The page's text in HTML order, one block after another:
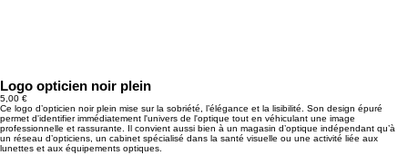
Logo opticien noir plein
Prix
5,00 €
Ce logo d’opticien noir plein mise sur la sobriété, l’élégance et la lisibilité. Son design épuré
permet d'identifier immédiatement l'univers de l'optique tout en véhiculant une image
professionnelle et rassurante. Il convient aussi bien à un magasin d’optique indépendant qu’à
un réseau d’opticiens, un cabinet spécialisé dans la santé visuelle ou une activité liée aux
lunettes et aux équipements optiques.